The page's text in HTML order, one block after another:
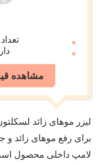
تعداد
مشاهده
برای رفع موهای زائد و